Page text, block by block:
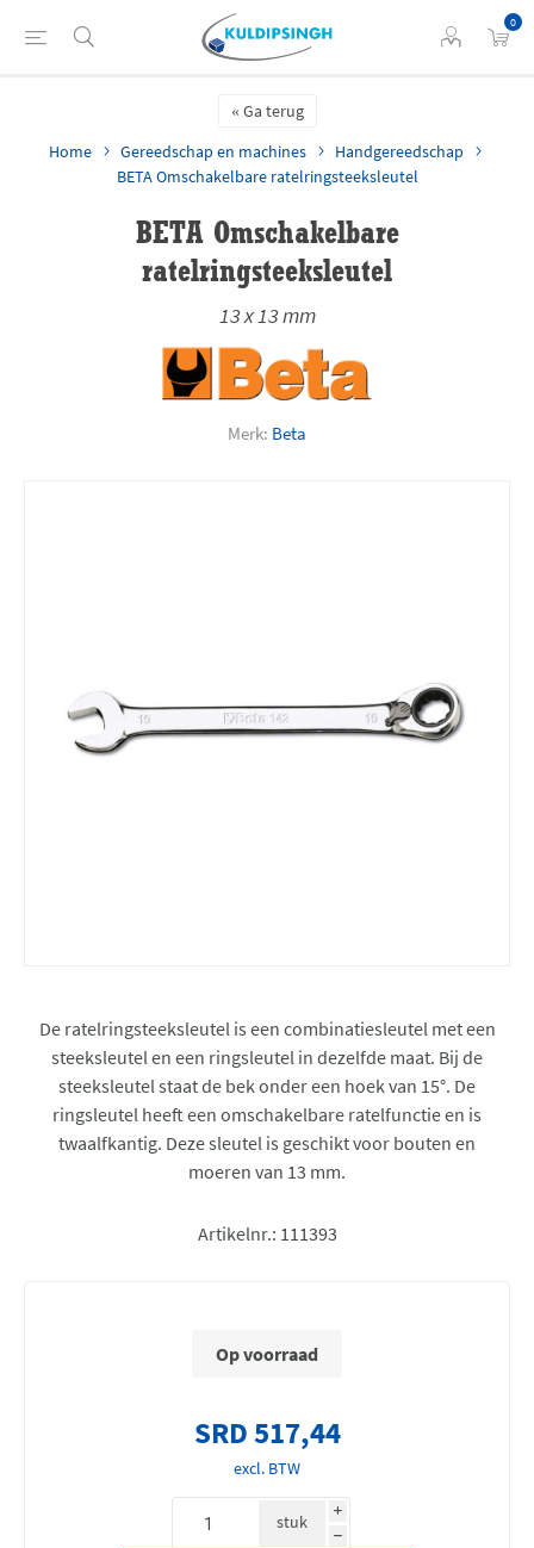
0
Ga terug
Home
Gereedschap en machines
Handgereedschap
BETA Omschakelbare ratelringsteeksleutel
BETA Omschakelbare
ratelringsteeksleutel
13 x 13 mm
Merk: Beta
De ratelringsteeksleutel is een combinatiesleutel met een
steeksleutel en een ringsleutel in dezelfde maat. Bij de
steeksleutel staat de bek onder een hoek van 15°. De
ringsleutel heeft een omschakelbare ratelfunctie en is
twaalfkantig. Deze sleutel is geschikt voor bouten en
moeren van 13 mm.
Artikelnr.: 111393
Op voorraad
SRD 517,44
excl. BTW
i
h
stuk